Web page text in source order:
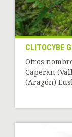
CLITOCYBE
Otros
Caperan
(Aragón)